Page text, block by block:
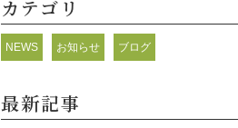
カテゴリ
NEWS お知らせ ブログ
最新記事